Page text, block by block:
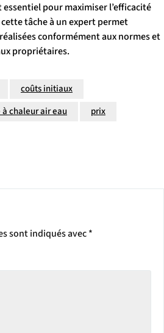
pour maximiser l’efficacité
tâche à un expert permet
conformément aux normes et
propriétaires.
coûts initiaux
chaleur air eau
prix
sont indiqués avec*